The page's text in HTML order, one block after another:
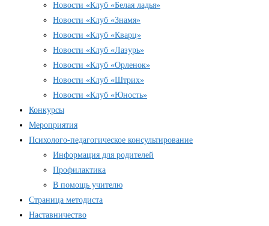
Новости «Клуб «Белая ладья»
Новости «Клуб «Знамя»
Новости «Клуб «Кварц»
Новости «Клуб «Лазурь»
Новости «Клуб «Орленок»
Новости «Клуб «Штрих»
Новости «Клуб «Юность»
Конкурсы
Мероприятия
Психолого-педагогическое консультирование
Информация для родителей
Профилактика
В помощь учителю
Страница методиста
Наставничество